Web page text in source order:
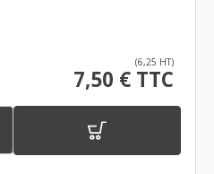
(6,25 HT)
7,50 € TTC